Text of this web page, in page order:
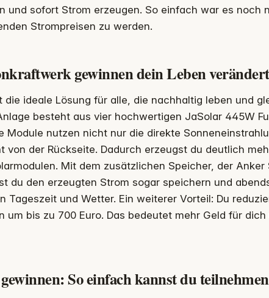
und sofort Strom erzeugen. So einfach war es noch
Strompreisen zu werden.
gewinnen dein Leben verändert
die ideale Lösung für alle, die nachhaltig leben und
besteht aus vier hochwertigen JaSolar 445W
Module nutzen nicht nur die direkte
von der Rückseite. Dadurch erzeugst du deutlich
Mit dem zusätzlichen Speicher, der Anker
du den erzeugten Strom sogar speichern und
Tageszeit und Wetter. Ein weiterer Vorteil: Du
um bis zu 700 Euro. Das bedeutet mehr Geld für dich
So einfach kannst du teilnehmen